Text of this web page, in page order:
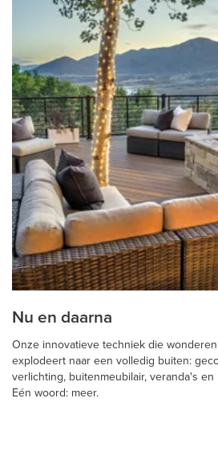
Nu en daarna
Onze innovatieve techniek die
explodeert naar een volledig buiten:
verlichting, buitenmeubilair, veranda's
Eén woord: meer.